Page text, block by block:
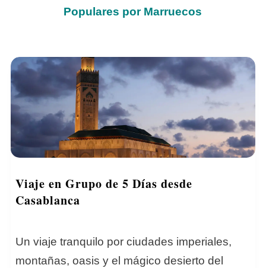
Populares por Marruecos
Viaje en Grupo de 5 Días desde
Casablanca
Un viaje tranquilo por ciudades imperiales,
montañas, oasis y el mágico desierto del